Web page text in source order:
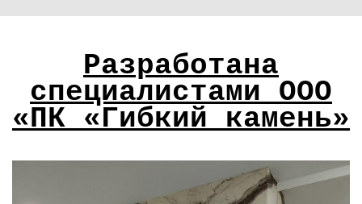
Разработана
специалистами ООО
«ПК «Гибкий камень»